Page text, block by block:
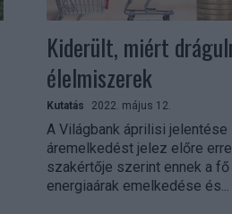
Kiderült, miért
élelmiszerek
Kutatás 2022. május 12.
A Világbank áprilisi
áremelkedést jelez előre
szakértője szerint ennek a
energiaárak emelkedése és...